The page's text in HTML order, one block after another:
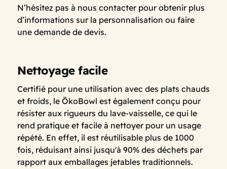
N’hésitez pas à nous contacter pour obtenir plus
d’informations sur la personnalisation ou faire
une demande de devis.
Nettoyage facile
Certifié pour une utilisation avec des plats chauds
et froids, le ÖkoBowl est également conçu pour
résister aux rigueurs du lave-vaisselle, ce qui le
rend pratique et facile à nettoyer pour un usage
répété. En effet, il est réutilisable plus de 1000
fois, réduisant ainsi jusqu'à 90% des déchets par
rapport aux emballages jetables traditionnels.